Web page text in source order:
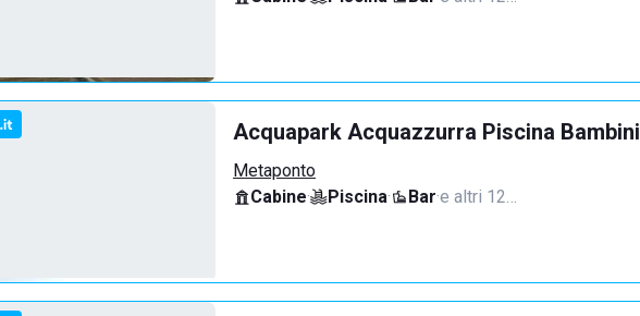
Acquapark Acquazzurra Piscina Bambini
Metaponto
Cabine· Piscina· Bar·e altri 12…